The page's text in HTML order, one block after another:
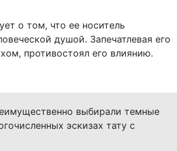
о том, что ее носитель
душой. Запечатлевая его
противостоял его влиянию.
выбирали темные
эскизах тату с